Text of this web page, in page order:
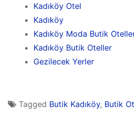
Kadıköy Otel
Kadıköy
Kadıköy Moda Butik
Kadıköy Butik Oteller
Gezilecek Yerler
Tagged Butik Kadıköy, Butik